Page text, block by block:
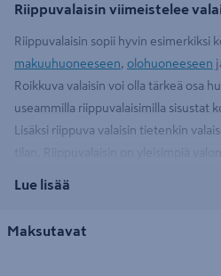
Riippuvalaisin viimeistelee
Riippuvalaisin sopii hyvin esimerkiksi
makuuhuoneeseen, olohuoneeseen
Roikkuva valaisin voi olla tärkeä osa
useammilla riippuvalaisimilla sisustat
Lisäksi riippuva valaisin tietenkin
Lue lisää
Maksutavat